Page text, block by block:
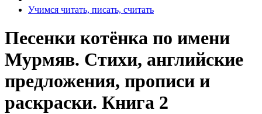
Учимся читать, писать, считать
Песенки котёнка по имени
Мурмяв. Стихи, английские
предложения, прописи и
раскраски. Книга 2